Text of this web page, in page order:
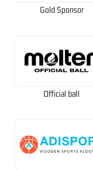
Gold Sponsor
Official ball